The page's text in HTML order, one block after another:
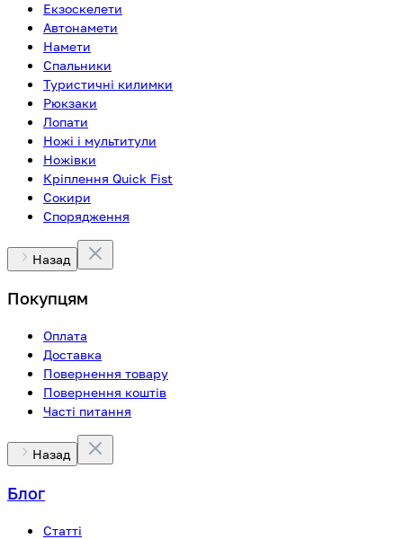
Екзоскелети
Автонамети
Намети
Спальники
Туристичні килимки
Рюкзаки
Лопати
Ножі і мультитули
Ножівки
Кріплення Quick Fist
Сокири
Спорядження
Назад
Покупцям
Оплата
Доставка
Повернення товару
Повернення коштів
Часті питання
Назад
Блог
Статті